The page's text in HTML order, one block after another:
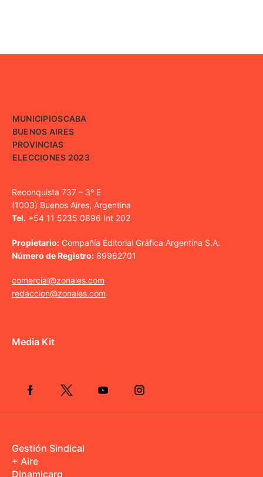
MUNICIPIOSCABA
BUENOS AIRES
PROVINCIAS
ELECCIONES 2023
Reconquista 737 – 3º E
(1003) Buenos Aires, Argentina
Tel. +54 11 5235 0896 Int 202
Propietario: Compañía Editorial Gráfica Argentina S.A.
Número de Registro: 89962701
comercial@zonales.com
redaccion@zonales.com
Media Kit
Gestión Sindical
+ Aire
Dinamicarg